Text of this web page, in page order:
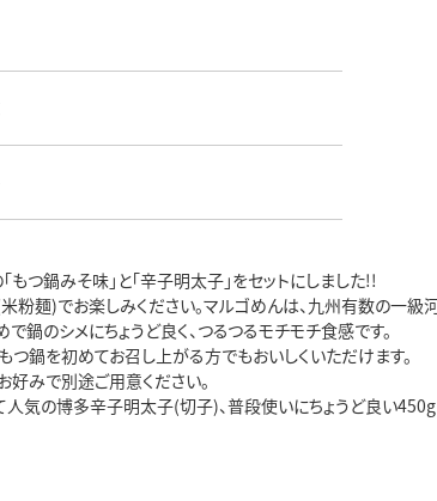
つ鍋みそ味」と「辛子明太子」をセットにしました!!
粉麺)でお楽しみください。マルゴめんは、九州有数の
鍋のシメにちょうど良く、つるつるモチモチ食感です。
つ鍋を初めてお召し上がる方でもおいしくいただけます。
好みで別途ご用意ください。
気の博多辛子明太子(切子)、普段使いにちょうど良い450g